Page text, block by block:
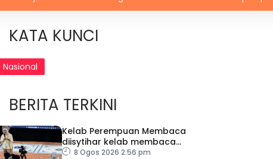
KATA KUNCI
Nasional
BERITA TERKINI
Kelab Perempuan Membaca
diisytihar kelab membaca
terbesar di Malaysia
8 Ogos 2026 2:56 pm